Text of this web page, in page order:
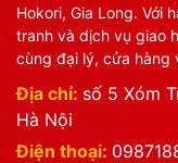
Hokori, Gia Long. Với
tranh và dịch vụ giao
cùng đại lý, cửa hàng
Địa chỉ: số 5 Xóm
Hà Nội
Điện thoại: